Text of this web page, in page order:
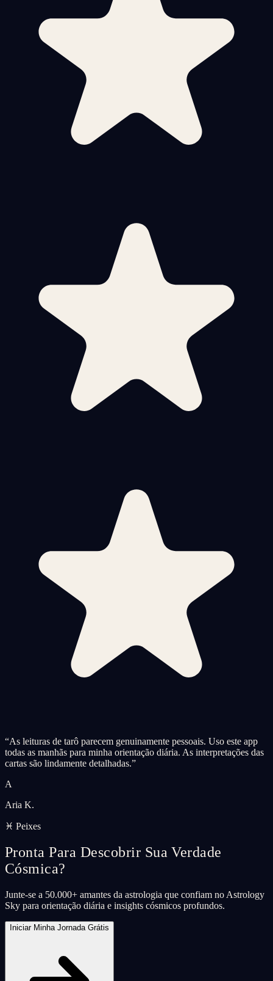
“As leituras de tarô parecem genuinamente pessoais. Uso este app
todas as manhãs para minha orientação diária. As interpretações das
cartas são lindamente detalhadas.”
A
Aria K.
♓ Peixes
Pronta Para Descobrir Sua Verdade
Cósmica?
Junte-se a 50.000+ amantes da astrologia que confiam no Astrology
Sky para orientação diária e insights cósmicos profundos.
Iniciar Minha Jornada Grátis